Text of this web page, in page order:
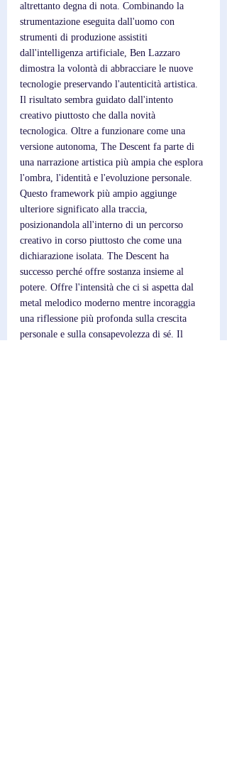
altrettanto degna di nota. Combinando la
strumentazione eseguita dall'uomo con
strumenti di produzione assistiti
dall'intelligenza artificiale, Ben Lazzaro
dimostra la volontà di abbracciare le nuove
tecnologie preservando l'autenticità artistica.
Il risultato sembra guidato dall'intento
creativo piuttosto che dalla novità
tecnologica. Oltre a funzionare come una
versione autonoma, The Descent fa parte di
una narrazione artistica più ampia che esplora
l'ombra, l'identità e l'evoluzione personale.
Questo framework più ampio aggiunge
ulteriore significato alla traccia,
posizionandola all'interno di un percorso
creativo in corso piuttosto che come una
dichiarazione isolata. The Descent ha
successo perché offre sostanza insieme al
potere. Offre l'intensità che ci si aspetta dal
metal melodico moderno mentre incoraggia
una riflessione più profonda sulla crescita
personale e sulla consapevolezza di sé. Il